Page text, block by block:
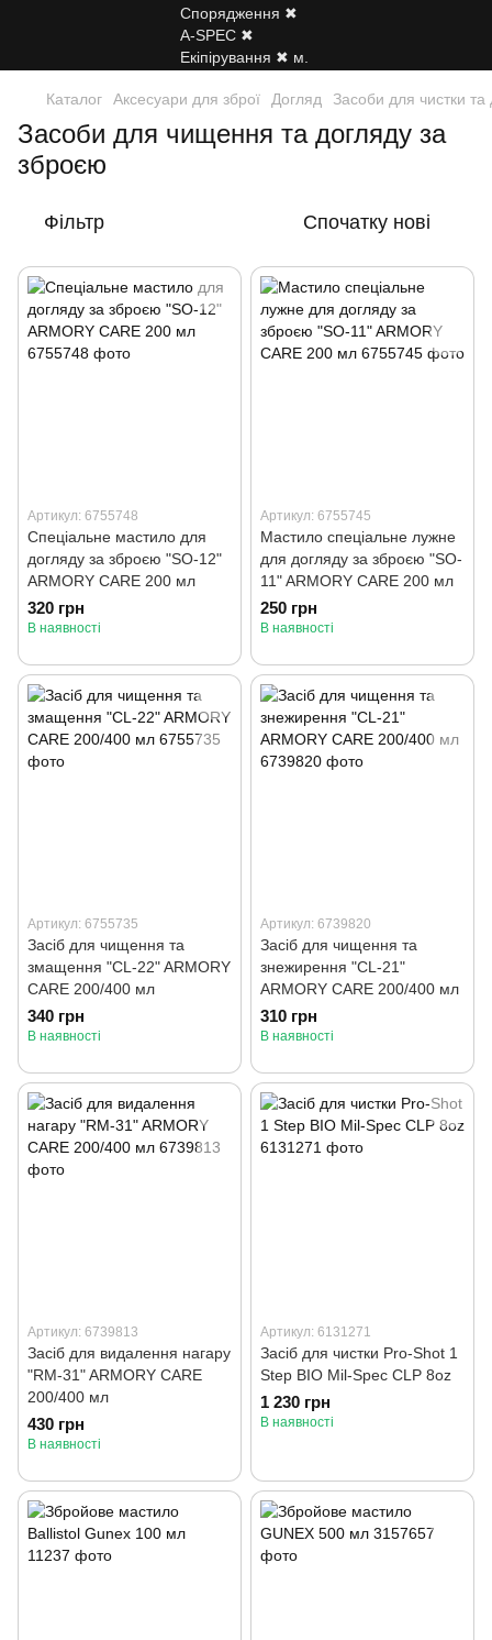
Каталог Аксесуари для зброї Догляд Засоби для чистки та
Засоби для чищення та догляду за
зброєю
Фільтр Спочатку нові
Артикул: 6755748
Спеціальне мастило для
догляду за зброєю "SO-12"
ARMORY CARE 200 мл
320 грн
В наявності
Артикул: 6755745
Мастило спеціальне лужне
для догляду за зброєю "SO-
11" ARMORY CARE 200 мл
250 грн
В наявності
Артикул: 6755735
Засіб для чищення та
змащення "CL-22" ARMORY
CARE 200/400 мл
340 грн
В наявності
Артикул: 6739820
Засіб для чищення та
знежирення "CL-21"
ARMORY CARE 200/400 мл
310 грн
В наявності
Артикул: 6739813
Засіб для видалення нагару
"RM-31" ARMORY CARE
200/400 мл
430 грн
В наявності
Артикул: 6131271
Засіб для чистки Pro-Shot 1
Step BIO Mil-Spec CLP 8oz
1 230 грн
В наявності